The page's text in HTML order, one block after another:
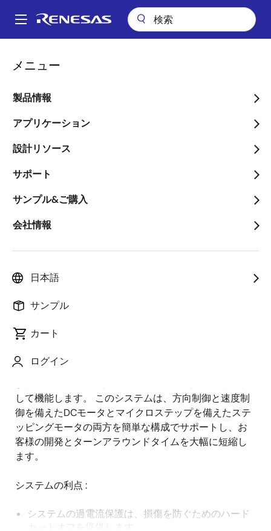
ン
Main
メニュー
製品情報
アプリケーション
設計リソース
サポート
サンプル&ご購入
会社情報
日本語
サンプル
カート
ログイン
パ
ン
く
ず
DCモータドライバPmod
DCモータドライバPmod
概要
概
要
説明
説
明
この HVPAK™ プログラマブル ミックスドシグナル マト
リクスの Pmod™ 上の実装により、ユーザは任意の
MCU/MPU を使用して HVPAK モータドライバを柔軟に
制御および構成できます。 複数の保護セクションが含
して機能します。 このシステムは、方向制御と速度制
御を備えたDCモータとマイクロステップを備えたステ
ッピングモータの両方を簡単な構成でサポートし、お
客様の開発とターンアラウンドタイムを大幅に短縮し
ます。
システムの利点 :
システムの過電流保護は、損傷を防ぐためのハード